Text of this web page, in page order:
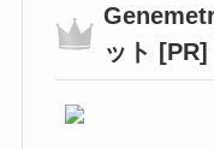
ット [PR]